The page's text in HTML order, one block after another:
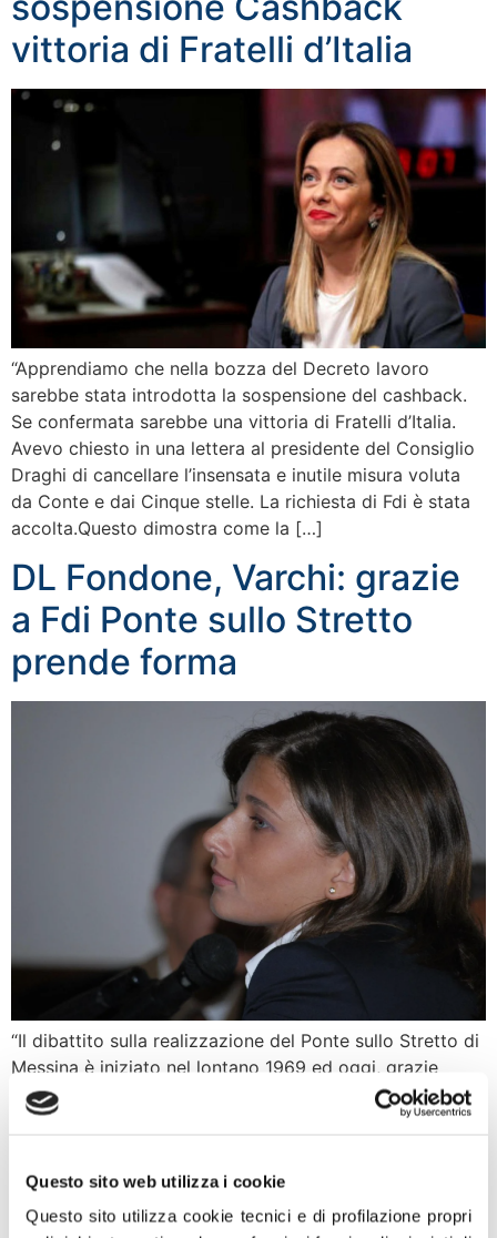
Questo sito web utilizza i cookie
Questo sito utilizza cookie tecnici e di profilazione propri
vittoria di Fratelli d’Italia
“Apprendiamo che nella bozza del Decreto lavoro
sarebbe stata introdotta la sospensione del cashback.
Se confermata sarebbe una vittoria di Fratelli d’Italia.
Avevo chiesto in una lettera al presidente del Consiglio
Draghi di cancellare l’insensata e inutile misura voluta
da Conte e dai Cinque stelle. La richiesta di Fdi è stata
accolta.Questo dimostra come la […]
DL Fondone, Varchi: grazie
a Fdi Ponte sullo Stretto
prende forma
“Il dibattito sulla realizzazione del Ponte sullo Stretto di
Messina è iniziato nel lontano 1969 ed oggi, grazie
all’odg di Fratelli d’Italia a prima firma Rotelli accolto dal
governo, la realizzazione di questa grande opera
parlamentari tutti si sono sempre detti favorevoli alla